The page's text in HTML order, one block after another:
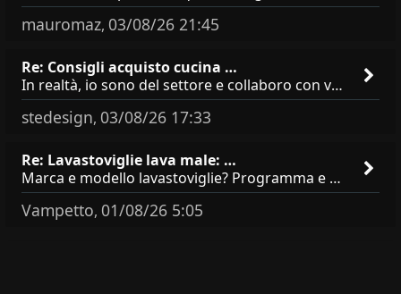
mauromaz, 03/08/26 21:45
Re: Consigli acquisto cucina …
In realtà, io sono del settore e collaboro con vari negozi, ti possono dire che sono tutti brand abbastanza simili come
stedesign, 03/08/26 17:33
Re: Lavastoviglie lava male: …
Marca e modello lavastoviglie? Programma e Deterisvo utilizzato ? Decalcificatore è regolato in in base alla durezza
Vampetto, 01/08/26 5:05